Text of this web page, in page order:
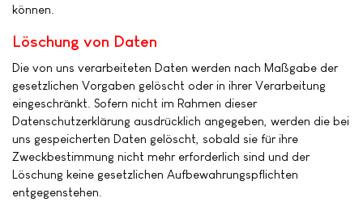
können.
Löschung von Daten
Die von uns verarbeiteten Daten werden nach Maßgabe der
gesetzlichen Vorgaben gelöscht oder in ihrer Verarbeitung
eingeschränkt. Sofern nicht im Rahmen dieser
Datenschutzerklärung ausdrücklich angegeben, werden die bei
uns gespeicherten Daten gelöscht, sobald sie für ihre
Zweckbestimmung nicht mehr erforderlich sind und der
Löschung keine gesetzlichen Aufbewahrungspflichten
entgegenstehen.